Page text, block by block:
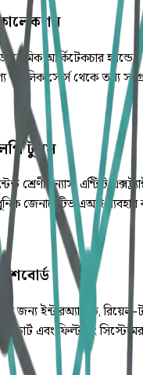
কালেকশন
আর্কিটেকচার
পাবলিক সোর্স থেকে তথ্য
টুলস
শ্রেণীবিন্যাস, এন্টিটি
জেনারেটিভ এআই ব্যবহার
জন্য ইন্টারঅ্যাক্টিভ, রিয়েল-
চার্ট এবং ফিল্টারিং